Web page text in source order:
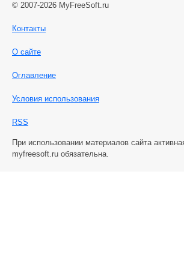
© 2007-2026 MyFreeSoft.ru
Контакты
О сайте
Оглавление
Условия использования
RSS
При использовании материалов сайта
myfreesoft.ru обязательна.